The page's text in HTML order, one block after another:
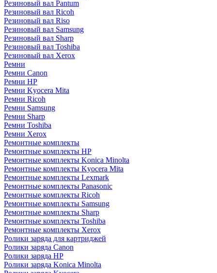
Резиновый вал Pantum
Резиновый вал Ricoh
Резиновый вал Riso
Резиновый вал Samsung
Резиновый вал Sharp
Резиновый вал Toshiba
Резиновый вал Xerox
Ремни
Ремни Canon
Ремни HP
Ремни Kyocera Mita
Ремни Ricoh
Ремни Samsung
Ремни Sharp
Ремни Toshiba
Ремни Xerox
Ремонтные комплекты
Ремонтные комплекты HP
Ремонтные комплекты Konica Minolta
Ремонтные комплекты Kyocera Mita
Ремонтные комплекты Lexmark
Ремонтные комплекты Panasonic
Ремонтные комплекты Ricoh
Ремонтные комплекты Samsung
Ремонтные комплекты Sharp
Ремонтные комплекты Toshiba
Ремонтные комплекты Xerox
Ролики заряда для картриджей
Ролики заряда Canon
Ролики заряда HP
Ролики заряда Konica Minolta